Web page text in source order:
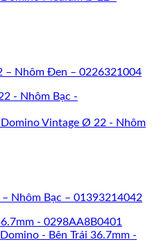
– Nhôm Đen – 0226321004
Nhôm Bạc – 01393214042